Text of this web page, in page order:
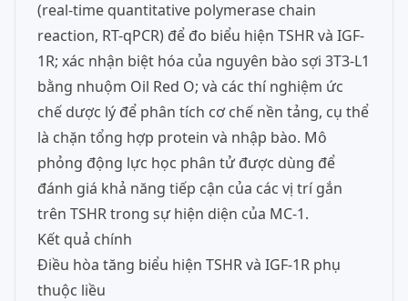
(real-time quantitative polymerase chain
reaction, RT-qPCR) để đo biểu hiện TSHR và IGF-
1R; xác nhận biệt hóa của nguyên bào sợi 3T3-L1
bằng nhuộm Oil Red O; và các thí nghiệm ức
chế dược lý để phân tích cơ chế nền tảng, cụ thể
là chặn tổng hợp protein và nhập bào. Mô
phỏng động lực học phân tử được dùng để
đánh giá khả năng tiếp cận của các vị trí gắn
trên TSHR trong sự hiện diện của MC-1.
Kết quả chính
Điều hòa tăng biểu hiện TSHR và IGF-1R phụ
thuộc liều